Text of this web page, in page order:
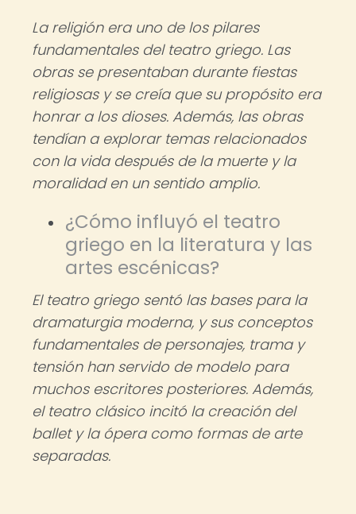
La religión era uno de los pilares
fundamentales del teatro griego. Las
obras se presentaban durante fiestas
religiosas y se creía que su propósito era
honrar a los dioses. Además, las obras
tendían a explorar temas relacionados
con la vida después de la muerte y la
moralidad en un sentido amplio.
¿Cómo influyó el teatro
griego en la literatura y las
artes escénicas?
El teatro griego sentó las bases para la
dramaturgia moderna, y sus conceptos
fundamentales de personajes, trama y
tensión han servido de modelo para
muchos escritores posteriores. Además,
el teatro clásico incitó la creación del
ballet y la ópera como formas de arte
separadas.